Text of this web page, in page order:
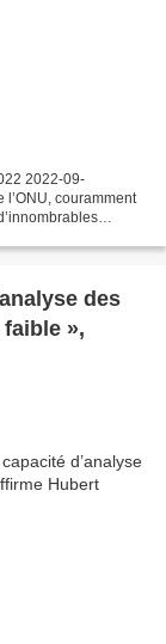
2022-09-
couramment
des
»,